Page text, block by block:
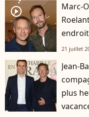
player2
Marc-
21 juillet
Jean-
plus